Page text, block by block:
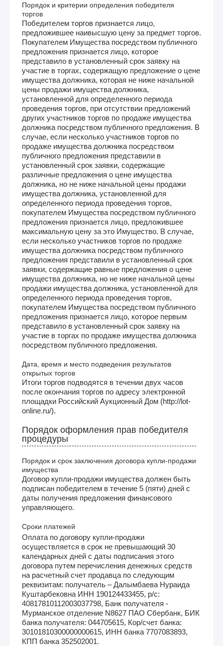
Порядок и критерии определения победителя
торгов
Победителем торгов признается лицо,
предложившее наивысшую цену за предмет торгов.
Покупателем Имущества посредством публичного
предложения признается лицо, которое
представило в установленный срок заявку на
участие в торгах, содержащую предложение о цене
имущества должника, которая не ниже начальной
цены продажи имущества должника,
установленной для определенного периода
проведения торгов, при отсутствии предложений
других участников торгов по продаже имущества
должника посредством публичного предложения. В
случае, если несколько участников торгов по
продаже имущества должника посредством
публичного предложения представили в
установленный срок заявки, содержащие
различные предложения о цене имущества
должника, но не ниже начальной цены продажи
имущества должника, установленной для
определенного периода проведения торгов,
покупателем Имущества посредством публичного
предложения признается лицо, предложившее
максимальную цену за это Имущество. В случае,
если несколько участников торгов по продаже
имущества должника посредством публичного
предложения представили в установленный срок
заявки, содержащие равные предложения о цене
имущества должника, но не ниже начальной цены
продажи имущества должника, установленной для
определенного периода проведения торгов,
покупателем Имущества посредством публичного
предложения признается лицо, которое первым
представило в установленный срок заявку на
участие в торгах по продаже имущества должника
посредством публичного предложения.
Дата, время и место подведения результатов
открытых торгов
Итоги торгов подводятся в течении двух часов
после окончания торгов по адресу электронной
площадки Российский Аукционный Дом (http://lot-
online.ru/).
Порядок оформления прав победителя
процедуры
Порядок и срок заключения договора купли-продажи
имущества
Договор купли-продажи имущества должен быть
подписан победителем в течение 5 (пяти) дней с
даты получения предложения финансового
управляющего.
Сроки платежей
Оплата по договору купли-продажи
осуществляется в срок не превышающий 30
календарных дней с даты подписания этого
договора путем перечисления денежных средств
на расчетный счет продавца по следующим
реквизитам: получатель – Далымбаева Нураида
Куштарбековна ИНН 190124433455, р/с:
40817810112003037798, Банк получателя -
Мурманское отделение N8627 ПАО Сбербанк, БИК
банка получателя: 044705615, Кор/счет банка:
30101810300000000615, ИНН банка 7707083893,
КПП банка 352502001.